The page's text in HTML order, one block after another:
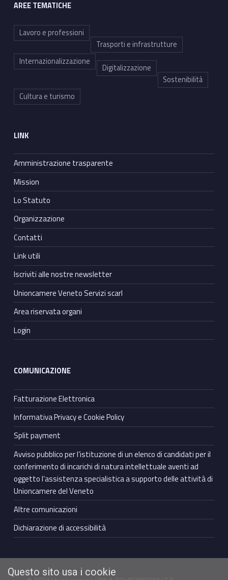
AREE TEMATICHE
Lavoro e professioni
Trasporti e infrastrutture
Internazionalizzazione
Digitalizzazione
Sostenibilità
Cultura e turismo
LINK
Amministrazione trasparente
Mission
Lo Statuto
Organizzazione
Contatti
Link utili
Iscriviti alle nostre newsletter
Unioncamere Veneto Servizi scarl
Area riservata organi
Login
COMUNICAZIONE
Fatturazione Elettronica
Informativa Privacy e Cookie Policy
Split payment
Avviso pubblico per l’istituzione di un elenco di candidati per il
conferimento di incarichi di natura intellettuale aventi ad
oggetto l’assistenza specialistica a supporto delle attività di
Unioncamere del Veneto
Altre comunicazioni
Dichiarazione di accessibilità
Questo sito usa i cookie